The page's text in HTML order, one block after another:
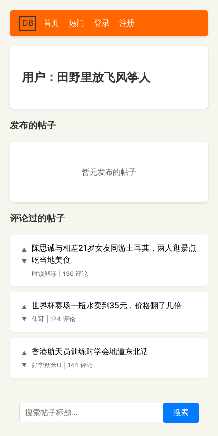
DB 首页 热门 登录 注册
用户：田野里放飞风筝人
发布的帖子
暂无发布的帖子
评论过的帖子
▲
▼
陈思诚与相差21岁女友同游土耳其，两人逛景点
吃当地美食
时锐解读 136 评论
▲
▼
世界杯赛场一瓶水卖到35元，价格翻了几倍
休哥 124 评论
▲
▼
香港航天员训练时学会地道东北话
好学糯米U 144 评论
搜索